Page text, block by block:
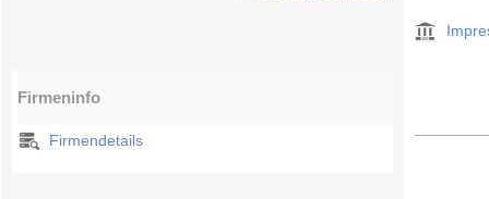
Firmeninfo
Firmendetails